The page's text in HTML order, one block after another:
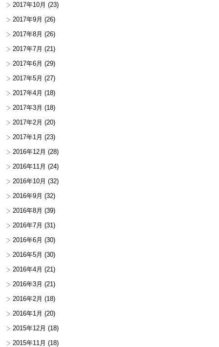
2017年10月 (23)
2017年9月 (26)
2017年8月 (26)
2017年7月 (21)
2017年6月 (29)
2017年5月 (27)
2017年4月 (18)
2017年3月 (18)
2017年2月 (20)
2017年1月 (23)
2016年12月 (28)
2016年11月 (24)
2016年10月 (32)
2016年9月 (32)
2016年8月 (39)
2016年7月 (31)
2016年6月 (30)
2016年5月 (30)
2016年4月 (21)
2016年3月 (21)
2016年2月 (18)
2016年1月 (20)
2015年12月 (18)
2015年11月 (18)